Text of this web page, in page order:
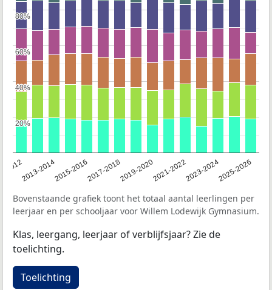
20122013-20142015-20162017-20182019-20202021-20222023-20242025-2026
20%
20%
40%
40%
60%
60%
80%
80%
Bovenstaande grafiek toont het totaal aantal leerlingen per
leerjaar en per schooljaar voor Willem Lodewijk Gymnasium.
Klas, leergang, leerjaar of verblijfsjaar? Zie de
toelichting.
Toelichting